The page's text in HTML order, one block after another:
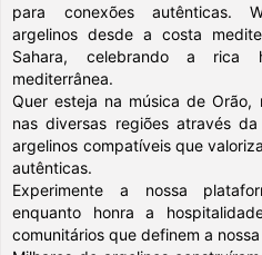
para conexões autênticas.
argelinos desde a costa
Sahara, celebrando a rica
mediterrânea.
Quer esteja na música de Orão,
nas diversas regiões através
argelinos compatíveis que
autênticas.
Experimente a nossa
enquanto honra a
comunitários que definem a